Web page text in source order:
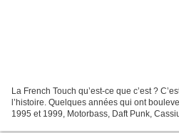
La French Touch qu’est-ce que c’est ?
l’histoire. Quelques années qui ont
1995 et 1999, Motorbass, Daft Punk,